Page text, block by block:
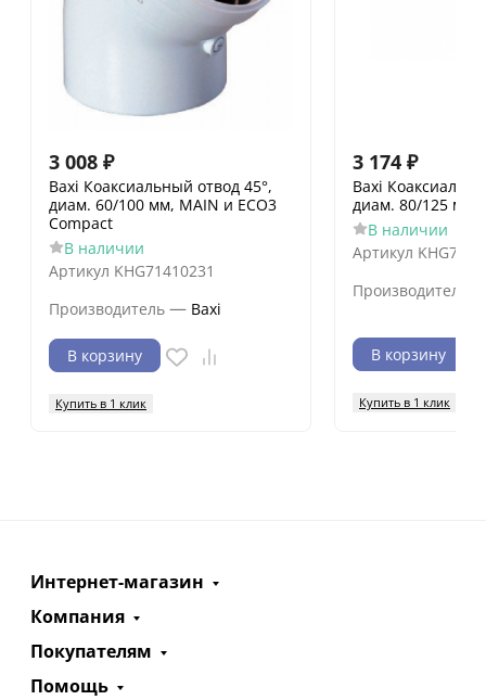
3 008 ₽
Baxi Коаксиальный отвод 45°,
диам. 60/100 мм, MAIN и ECO3
Compact
В наличии
Артикул KHG71410231
Производитель — Baxi
В корзину
Купить в 1 клик
3 174 ₽
Baxi
диам. 80/125 мм
В наличии
Артикул
Производитель
В корзину
Купить в 1 клик
Интернет-магазин
Компания
Покупателям
Помощь